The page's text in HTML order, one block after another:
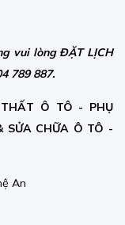
vui lòng ĐẶT LỊCH
789 887.
Ô TÔ - PHỤ
SỬA CHỮA Ô TÔ -
An